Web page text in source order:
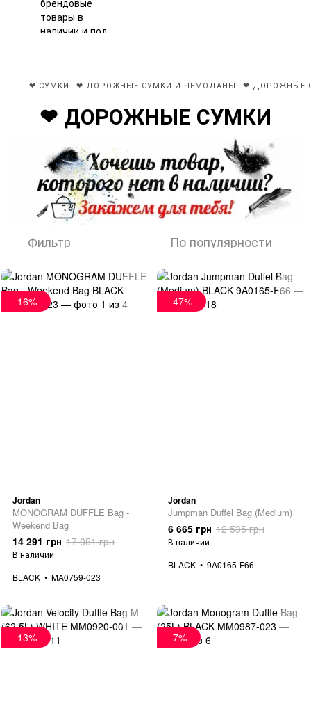
❤ СУМКИ ❤ ДОРОЖНЫЕ СУМКИ И ЧЕМОДАНЫ ❤ ДОРОЖНЫЕ
❤ ДОРОЖНЫЕ СУМКИ
Фильтр По популярности
−16%
Jordan
MONOGRAM DUFFLE Bag -
Weekend Bag
14 291 грн 17 051 грн
В наличии
BLACK
MA0759-023
−47%
Jordan
Jumpman Duffel Bag (Medium)
6 665 грн 12 535 грн
В наличии
BLACK
9A0165-F66
−13% −7%